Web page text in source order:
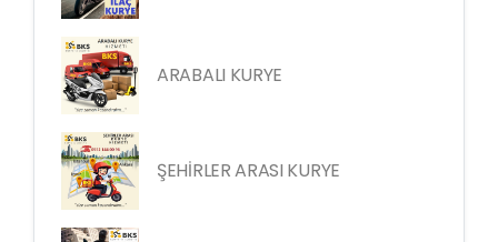
ARABALI KURYE
ŞEHİRLER ARASI KURYE